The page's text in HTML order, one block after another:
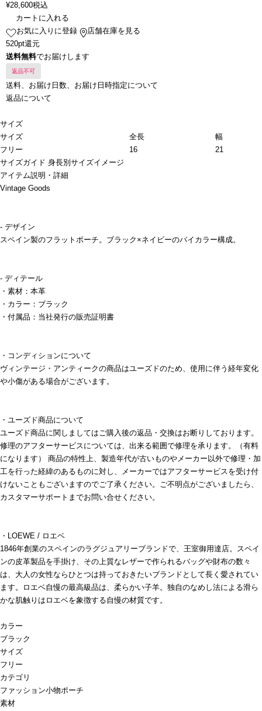
¥28,600税込
カートに入れる
お気に入りに登録
店舗在庫を見る
520pt還元
送料無料でお届けします
返品不可
送料、お届け日数、お届け日時指定について
返品について
サイズ
サイズ
全長
幅
フリー
16
21
サイズガイド 身長別サイズイメージ
アイテム説明・詳細
Vintage Goods
- デザイン
スペイン製のフラットポーチ。ブラック×ネイビーのバイカラー構成。
- ディテール
・素材：本革
・カラー：ブラック
・付属品：当社発行の販売証明書
・コンディションについて
ヴィンテージ・アンティークの商品はユーズドのため、使用に伴う経年変化
や小傷がある場合がございます。
・ユーズド商品について
ユーズド商品に関しましてはご購入後の返品・交換はお断りしております。
修理のアフターサービスについては、出来る範囲で修理を承ります。（有料
になります） 商品の特性上、製造年代が古いものやメーカー以外で修理・加
工を行った経緯のあるものに対し、メーカーではアフターサービスを受け付
けないこともございますのでご了承ください。ご不明点がございましたら、
カスタマーサポートまでお問い合せください。
・LOEWE / ロエベ
1846年創業のスペインのラグジュアリーブランドで、王室御用達店。スペイ
ンの皮革製品を手掛け、その上質なレザーで作られるバッグや財布の数々
は、大人の女性ならひとつは持っておきたいブランドとして長く愛されてい
ます。ロエベ自慢の最高級品は、柔らかい子羊。独自のなめし法による滑ら
かな肌触りはロエベを象徴する自慢の材質です。
カラー
ブラック
サイズ
フリー
カテゴリ
ファッション小物ポーチ
素材